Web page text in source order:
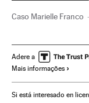
Caso Marielle Franco
Anderson Gomes
Milícias Rio de Janeiro
Delinquência Brasil
Adere a
Mais informações
Si está interesado en